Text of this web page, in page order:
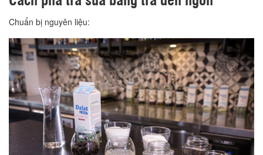
Chuẩn bị nguyên liệu: